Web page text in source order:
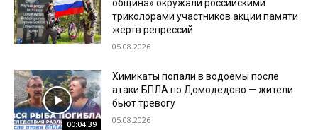
община» окружали российскими
триколорами участников акции памяти
жертв репрессий
05.08.2026
00:04:39
Химикаты попали в водоемы после
атаки БПЛА по Домодедово — жители
бьют тревогу
05.08.2026